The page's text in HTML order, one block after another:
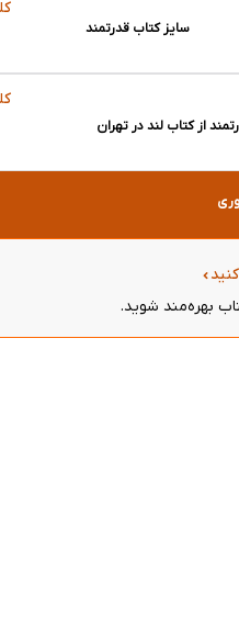
سایز کتاب قدرتمند
از کتاب لند در تهران